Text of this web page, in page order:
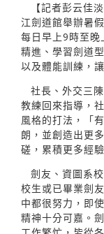
【記者彭云佳
江劍道館舉辦暑
每日早上9時至
精進、學習劍道
以及體能訓練，
社長、外交三
教練回來指導，
風格的打法，「
朗，並創造出更
磋，累積更多經
劍友、資圖系
校生或已畢業劍
中都很努力，即
精神十分可嘉。